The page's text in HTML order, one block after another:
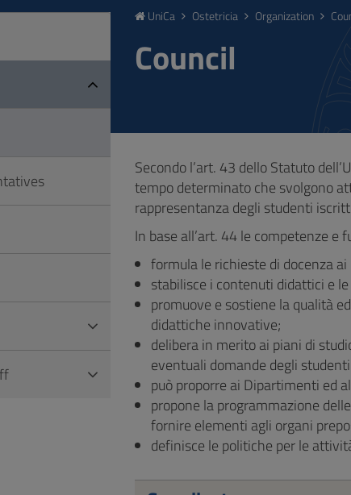
UniCa Ostetricia Organization
Council
Secondo l’art. 43 dello Statuto
tempo determinato che svolgono
rappresentanza degli studenti
In base all’art. 44 le competenze e
formula le richieste di docenza
stabilisce i contenuti didattici e
promuove e sostiene la qualità
didattiche innovative;
delibera in merito ai piani di
eventuali domande degli
può proporre ai Dipartimenti ed
propone la programmazione
fornire elementi agli organi
definisce le politiche per le